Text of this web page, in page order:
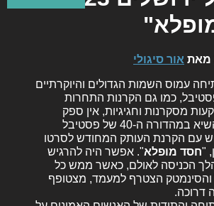
מאת אור סיגולי
עמוס השמות הגדולים והיוקרתיים
כמו גם הקרנות התחרות
מסקרנות וחגיגיות, אין ספק
שאחד מרגעי השיא במהדורה ה-40 של פסטיבל
עם הקרנת העותק המחודש לסרטו
"חסד מופלא". אפשר היה להרגיש
הכניסה לאולם, כאשר ממש כל
והסינמטק הצטרף למעמד, מצטופף
דרוכה.